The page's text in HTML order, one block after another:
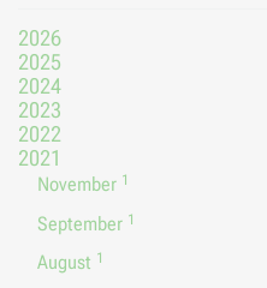
2026
2025
2024
2023
2022
2021
November 1
September 1
August 1